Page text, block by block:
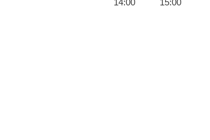
14:00
15:00